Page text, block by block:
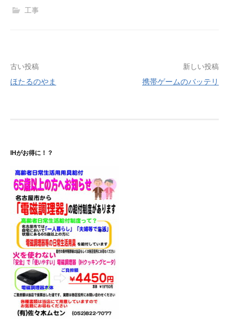
工事
投
稿
シ
ョ
ン
古い投稿
ほたるのやま
新しい投稿
携帯ゲームのバッテリ
IHがお得に！？